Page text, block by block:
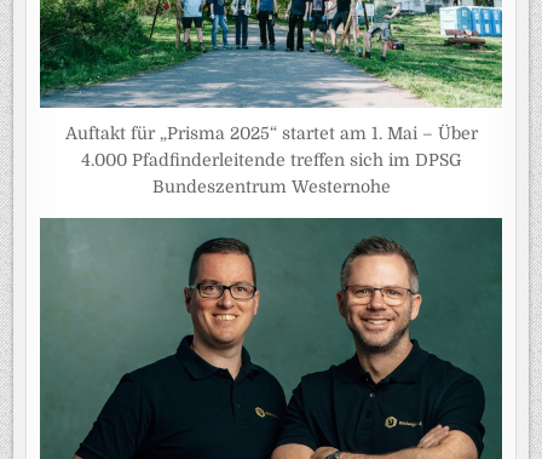
Auftakt für „Prisma 2025“ startet am 1. Mai – Über
4.000 Pfadfinderleitende treffen sich im DPSG
Bundeszentrum Westernohe